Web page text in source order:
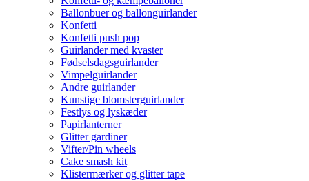
Ballonbuer og ballonguirlander
Konfetti
Konfetti push pop
Guirlander med kvaster
Fødselsdagsguirlander
Vimpelguirlander
Andre guirlander
Kunstige blomsterguirlander
Festlys og lyskæder
Papirlanterner
Glitter gardiner
Vifter/Pin wheels
Cake smash kit
Klistermærker og glitter tape